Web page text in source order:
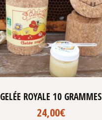
GELÉE ROYALE 10 GRAMMES
24,00€